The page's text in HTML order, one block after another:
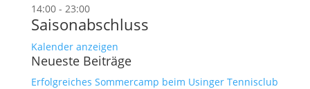
14:00- 23:00
Saisonabschluss
Kalender anzeigen
Neueste Beiträge
Erfolgreiches Sommercamp beim Usinger Tennisclub